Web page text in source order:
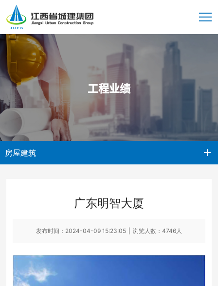
工程业绩
房屋建筑
广东明智大厦
发布时间：2024-04-09 15:23:05 浏览人数：4746人